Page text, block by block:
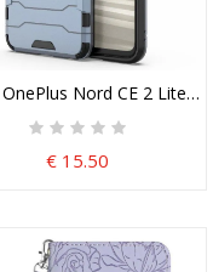
Khazneh
Nord CE 2 Lite
€ 15.50